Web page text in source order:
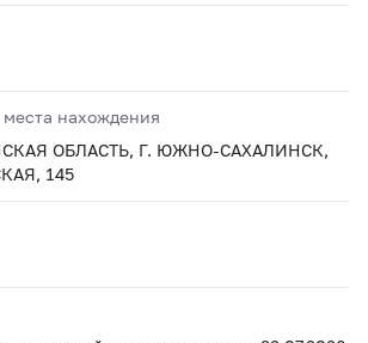
нахождения
ОБЛАСТЬ, Г. ЮЖНО-САХАЛИНСК,
145